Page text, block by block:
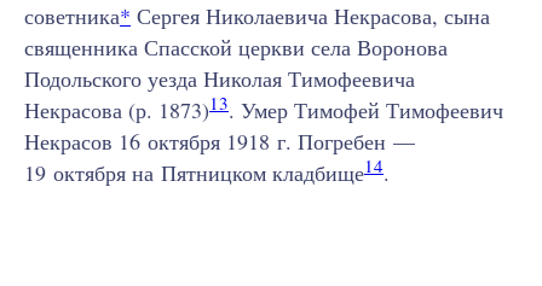
советника* Сергея Николаевича Некрасова, сына
священника Спасской церкви села Воронова
Подольского уезда Николая Тимофеевича
Некрасова (р. 1873)13. Умер Тимофей Тимофеевич
Некрасов 16 октября 1918 г. Погребен —
19 октября на Пятницком кладбище14.